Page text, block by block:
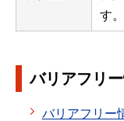
す。
バリアフリ
バリアフリー